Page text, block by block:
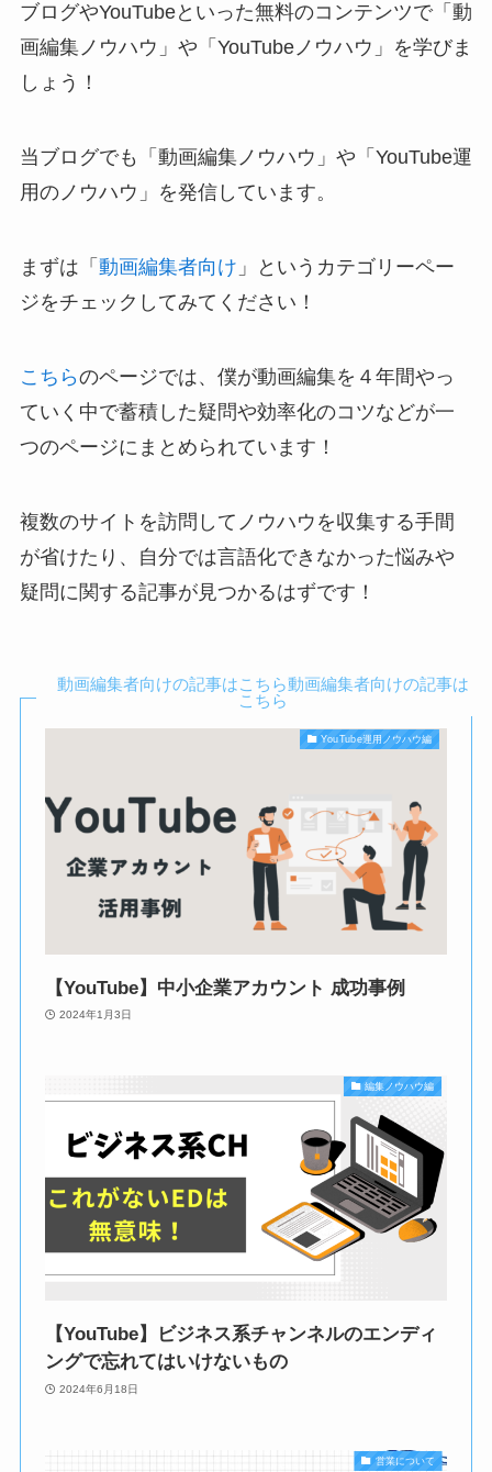
ブログやYouTubeといった無料のコンテンツで「動
画編集ノウハウ」や「YouTubeノウハウ」を学びま
しょう！
当ブログでも「動画編集ノウハウ」や「YouTube運
用のノウハウ」を発信しています。
まずは「 動画編集者向け 」というカテゴリーペー
ジをチェックしてみてください！
こちらのページでは、僕が動画編集を４年間やっ
ていく中で蓄積した疑問や効率化のコツなどが一
つのページにまとめられています！
複数のサイトを訪問してノウハウを収集する手間
が省けたり、自分では言語化できなかった悩みや
疑問に関する記事が見つかるはずです！
動画編集者向けの記事はこちら動画編集者向けの記事は
こちら
YouTube運用ノウハウ編
【YouTube】中小企業アカウント 成功事例
2024年1月3日
編集ノウハウ編
【YouTube】ビジネス系チャンネルのエンディ
ングで忘れてはいけないもの
2024年6月18日
営業について